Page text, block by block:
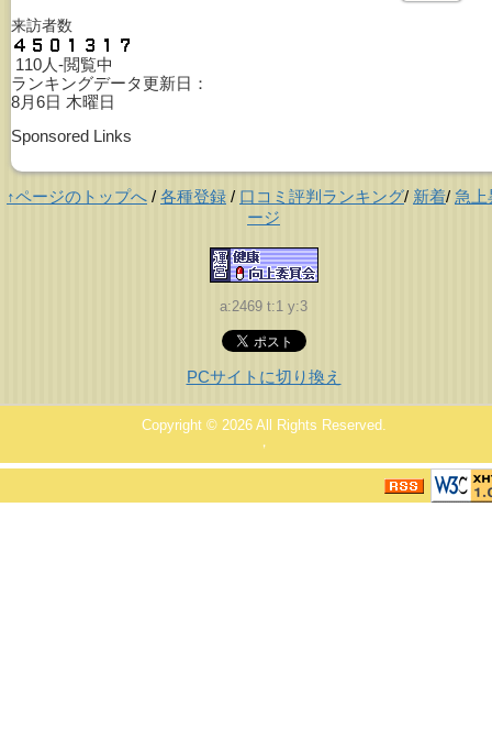
来訪者数
110人-閲覧中
ランキングデータ更新日：
8月6日 木曜日
Sponsored Links
↑ページのトップへ / 各種登録 / 口コミ評判ランキング/ 新着/ 急上
ージ
a:2469 t:1 y:3
PCサイトに切り換え
Copyright © 2026 All Rights Reserved.
，